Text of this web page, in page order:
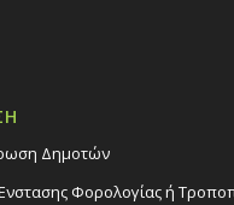
Δημοτών
Φορολογίας ή